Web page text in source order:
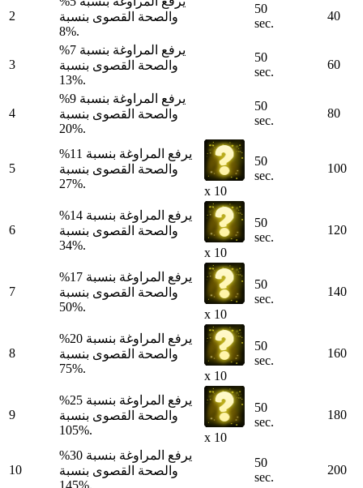
2
والصحة القصوى بنسبة
8%.
50
sec.
40
3
يرفع المراوغة بنسبة 7%
والصحة القصوى بنسبة
13%.
50
sec.
60
4
يرفع المراوغة بنسبة 9%
والصحة القصوى بنسبة
20%.
50
sec.
80
5
يرفع المراوغة بنسبة 11%
والصحة القصوى بنسبة
27%.
x 10
50
sec.
100
6
يرفع المراوغة بنسبة 14%
والصحة القصوى بنسبة
34%.
x 10
50
sec.
120
7
يرفع المراوغة بنسبة 17%
والصحة القصوى بنسبة
50%.
x 10
50
sec.
140
8
يرفع المراوغة بنسبة 20%
والصحة القصوى بنسبة
75%.
x 10
50
sec.
160
9
يرفع المراوغة بنسبة 25%
والصحة القصوى بنسبة
105%.
x 10
50
sec.
180
10
يرفع المراوغة بنسبة 30%
والصحة القصوى بنسبة
50
sec.
200